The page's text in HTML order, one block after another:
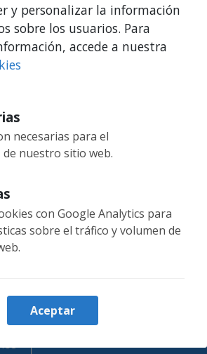
y personalizar la información
sobre los usuarios. Para
accede a nuestra
necesarias para el
nuestro sitio web.
con Google Analytics para
sobre el tráfico y volumen de
Aceptar